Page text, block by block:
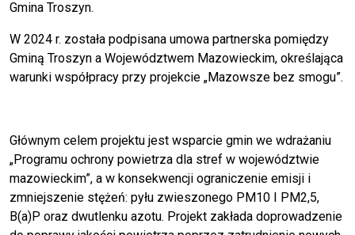
Gmina Troszyn.
W 2024 r. została podpisana umowa partnerska pomiędzy
Gminą Troszyn a Województwem Mazowieckim, określająca
warunki współpracy przy projekcie „Mazowsze bez smogu”.
Głównym celem projektu jest wsparcie gmin we wdrażaniu
„Programu ochrony powietrza dla stref w województwie
mazowieckim”, a w konsekwencji ograniczenie emisji i
zmniejszenie stężeń: pyłu zwieszonego PM10 I PM2,5,
B(a)P oraz dwutlenku azotu. Projekt zakłada doprowadzenie